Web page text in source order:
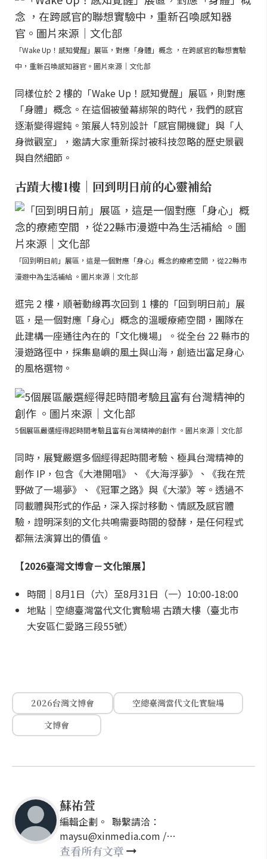
「Wake Up！感知覺醒」展區，對應「身體」概念 ，在跨感官的聯想實驗
中，重新召喚感知器官。圖片來源｜文化部
同樣位於 2 樓的「Wake Up！感知覺醒」展區，則對應
「身體」概念。在這個被螢幕綁架的時代，我們的感官
逐漸變得遲鈍。策展人特別設計「感官開機鍵」與「人
身微觀室」，邀請大家重新探討被科技忽略的歷史景觀
與自然細節。
古蹟大樓1樓｜回到明日前的心靈補給
「回到明日前」展區，這是一個對應「身心」概念的療癒空間 ，從22縣市
漫遊中為生活補給 。圖片來源｜文化部
逛完 2 樓，順著動線再次回到 1 樓的「回到明日前」展
區，是一個對應「身心」概念的溫暖療癒空間，團隊在
此建構一座通往內在的「文化機場」。從全台 22 縣市的
漫遊路徑中，採集島嶼的風土與山海，創造出富足身心
的風格選物。
5個展區嚴選經得起時間考驗且富有台灣精神的創作 。圖片來源｜文化部
同時，展覽嚴選多個經得起時間考驗、極具台灣精神的
創作 IP，包含《大港開唱》、《大海浮夢》、《我在荒
野做了一場夢》、《冠軍之路》與《大濛》等。透過不
同載體與形式的作品，深入探討移動、情感及感官體
驗，證明深刻的文化共鳴需要時間的發酵，是任何程式
都無法演算出的價值。
【2026臺灣文博會－文化策展】
時間｜8月1日（六）至8月31日（一）10:00-18:00
地點｜空總臺灣當代文化實驗場 古蹟大樓（臺北市
大安區仁愛路三段55號）
2026台灣文博會
空總臺灣當代文化實驗場
文博會
蘇祐萱
編輯企劃。 聯繫請洽：
maysu@xinmedia.com /
may860527@gmail.com
查看所有文章